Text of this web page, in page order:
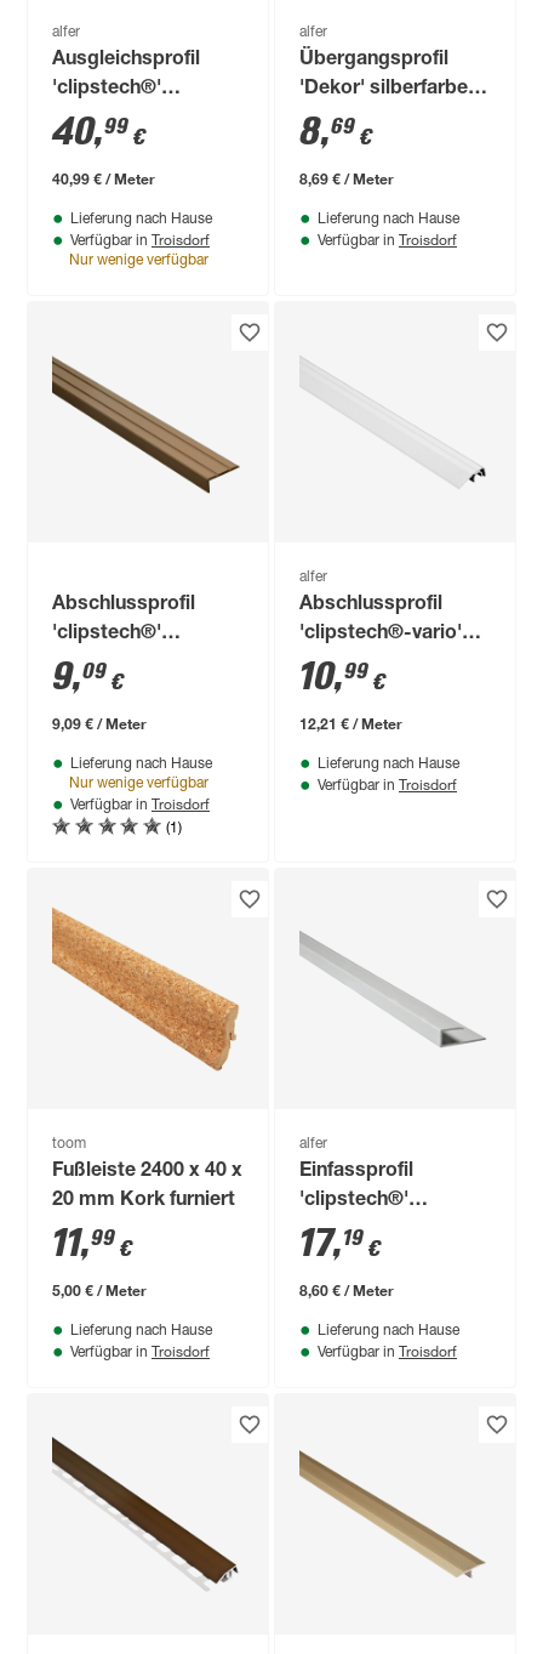
alfer
Ausgleichsprofil
'clipstech®'
Aluminium schwarz
1000 x 56 mm
40,99 €
40,99 € / Meter
Lieferung nach Hause
Verfügbar in Troisdorf
Nur wenige verfügbar
alfer
Übergangsprofil
'Dekor' silberfarben
38 x 5 x 1000 mm
8,69 €
8,69 € / Meter
Lieferung nach Hause
Verfügbar in Troisdorf
Abschlussprofil
'clipstech®'
bronzefarben 1000 x
25 x 8 mm
9,09 €
9,09 € / Meter
Lieferung nach Hause
Nur wenige verfügbar
Verfügbar in Troisdorf
(1)
alfer
Abschlussprofil
'clipstech®-vario'
Aluminium silber 900
x 32 mm
10,99 €
12,21 € / Meter
Lieferung nach Hause
Verfügbar in Troisdorf
toom
Fußleiste 2400 x 40 x
20 mm Kork furniert
11,99 €
5,00 € / Meter
Lieferung nach Hause
Verfügbar in Troisdorf
alfer
Einfassprofil
'clipstech®'
Aluminium silber 15
x 7 x 2000 mm
17,19 €
8,60 € / Meter
Lieferung nach Hause
Verfügbar in Troisdorf